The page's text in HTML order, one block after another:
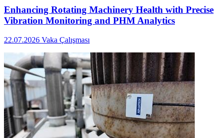
Enhancing Rotating Machinery Health with Precise
Vibration Monitoring and PHM Analytics
22.07.2026 Vaka Çalışması